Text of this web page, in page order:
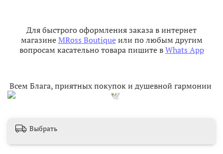
Для быстрого оформления заказа в интернет
магазинеMRoss Boutiqueили по любым другим
вопросам касательно товара пишите вWhats App
Всем Блага, приятных покупок и душевной гармонии
Выбрать